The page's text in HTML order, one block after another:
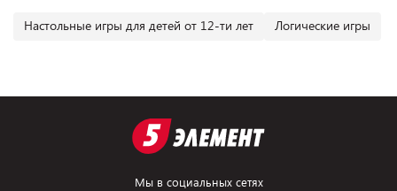
Настольные игры для детей от 12-ти лет Логические игры
Мы в социальных сетях